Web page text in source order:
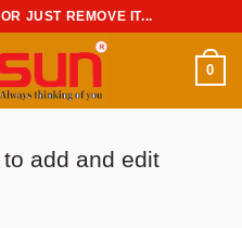
JUST REMOVE IT...
0
add and edit